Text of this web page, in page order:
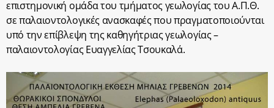
επιστημονική ομάδα του τμήματος γεωλογίας του Α.Π.Θ.
σε παλαιοντολογικές ανασκαφές που πραγματοποιούνται
υπό την επίβλεψη της καθηγήτριας γεωλογίας –
παλαιοντολογίας Ευαγγελίας Τσουκαλά.